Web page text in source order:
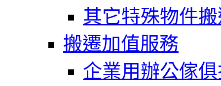
其它特殊物件
搬遷加值服務
企業用辦公傢